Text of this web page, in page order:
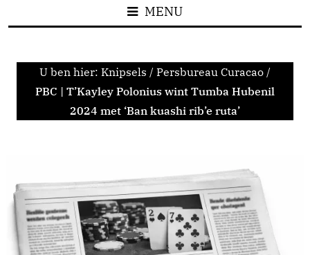
MENU
U ben hier: Knipsels / Persbureau Curacao /
PBC | T’Kayley Polonius wint Tumba Hubenil
2024 met ‘Ban kuashi rib’e ruta’